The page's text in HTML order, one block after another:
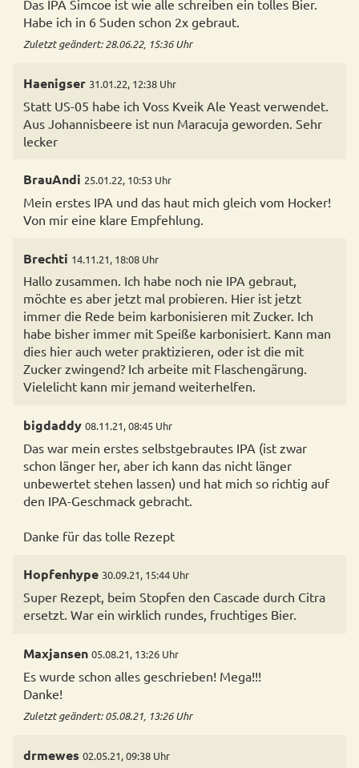
Das IPA Simcoe ist wie alle schreiben ein tolles Bier.
Habe ich in 6 Suden schon 2x gebraut.
Zuletzt geändert: 28.06.22, 15:36 Uhr
Haenigser 31.01.22, 12:38 Uhr
Statt US-05 habe ich Voss Kveik Ale Yeast verwendet.
Aus Johannisbeere ist nun Maracuja geworden. Sehr
lecker
BrauAndi 25.01.22, 10:53 Uhr
Mein erstes IPA und das haut mich gleich vom Hocker!
Von mir eine klare Empfehlung.
Brechti 14.11.21, 18:08 Uhr
Hallo zusammen. Ich habe noch nie IPA gebraut,
möchte es aber jetzt mal probieren. Hier ist jetzt
immer die Rede beim karbonisieren mit Zucker. Ich
habe bisher immer mit Speiße karbonisiert. Kann man
dies hier auch weter praktizieren, oder ist die mit
Zucker zwingend? Ich arbeite mit Flaschengärung.
Vielelicht kann mir jemand weiterhelfen.
bigdaddy 08.11.21, 08:45 Uhr
Das war mein erstes selbstgebrautes IPA (ist zwar
schon länger her, aber ich kann das nicht länger
unbewertet stehen lassen) und hat mich so richtig auf
den IPA-Geschmack gebracht.
Danke für das tolle Rezept
Hopfenhype 30.09.21, 15:44 Uhr
Super Rezept, beim Stopfen den Cascade durch Citra
ersetzt. War ein wirklich rundes, fruchtiges Bier.
Maxjansen 05.08.21, 13:26 Uhr
Es wurde schon alles geschrieben! Mega!!!
Danke!
Zuletzt geändert: 05.08.21, 13:26 Uhr
drmewes 02.05.21, 09:38 Uhr